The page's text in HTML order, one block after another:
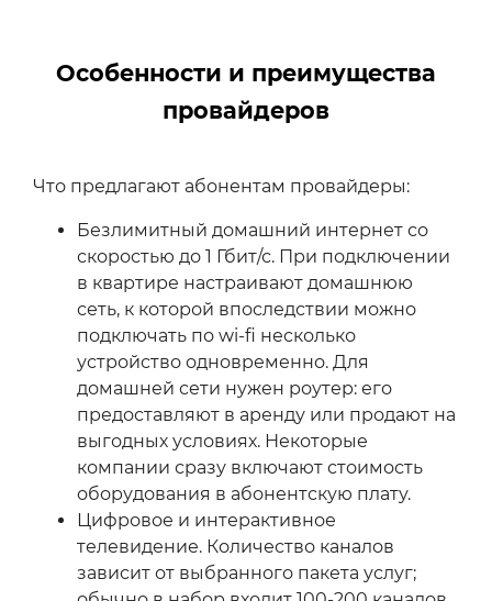
Особенности и преимущества
провайдеров
Что предлагают абонентам провайдеры:
Безлимитный домашний интернет со
скоростью до 1 Гбит/с. При подключении
в квартире настраивают домашнюю
сеть, к которой впоследствии можно
подключать по wi-fi несколько
устройство одновременно. Для
домашней сети нужен роутер: его
предоставляют в аренду или продают на
выгодных условиях. Некоторые
компании сразу включают стоимость
оборудования в абонентскую плату.
Цифровое и интерактивное
телевидение. Количество каналов
зависит от выбранного пакета услуг;